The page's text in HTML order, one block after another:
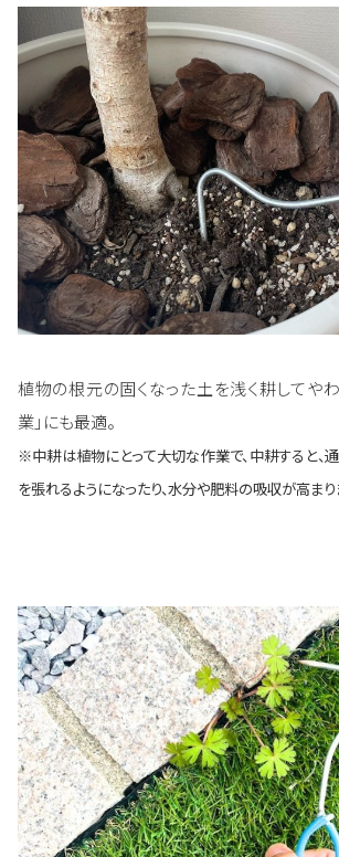
植物の根元の固くなった土を浅く耕してや
業」にも最適。
※中耕は植物にとって大切な作業で、中耕すると、通
を張れるようになったり、水分や肥料の吸収が高まり